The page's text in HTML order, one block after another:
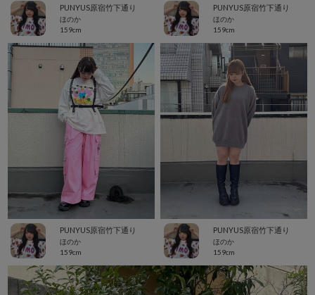
PUNYUS原宿竹下通り
ほのか
159cm
PUNYUS原宿竹下通り
ほのか
159cm
PUNYUS原宿竹下通り
ほのか
159cm
PUNYUS原宿竹下通り
ほのか
159cm